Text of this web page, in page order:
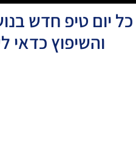
כל יום טיפ חדש
והשיפוץ כדאי